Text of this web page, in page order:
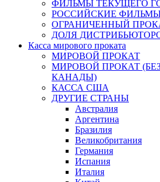
ФИЛЬМЫ ТЕКУЩЕГО
РОССИЙСКИЕ
ОГРАНИЧЕННЫЙ
ДОЛЯ
Касса мирового проката
МИРОВОЙ ПРОКАТ
МИРОВОЙ ПРОКАТ
КАНАДЫ)
КАССА США
ДРУГИЕ СТРАНЫ
Австралия
Аргентина
Бразилия
Великобритания
Германия
Испания
Италия